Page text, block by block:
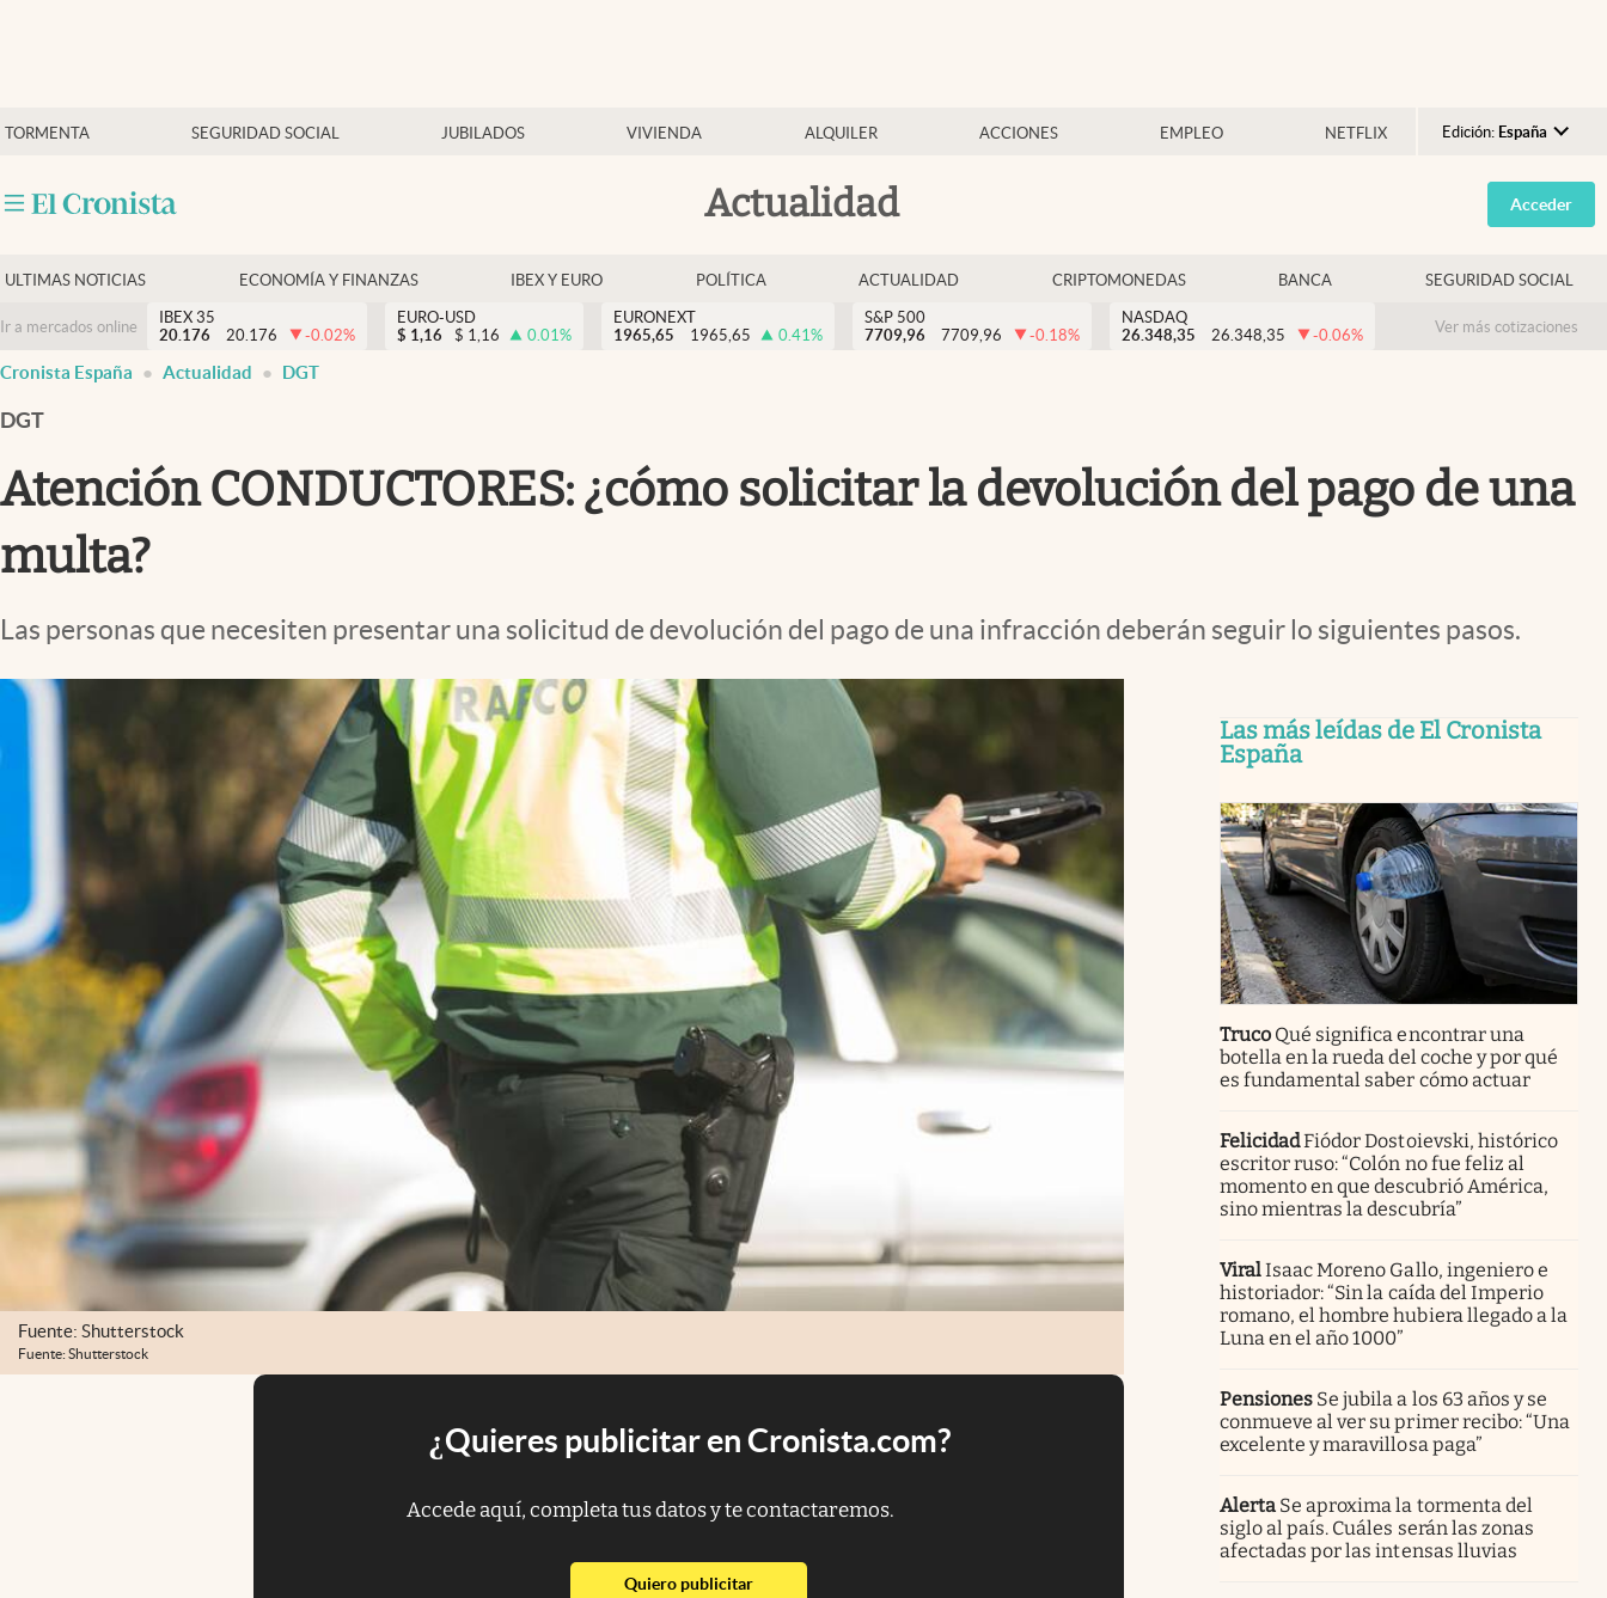
TORMENTA SEGURIDAD SOCIAL JUBILADOS VIVIENDA ALQUILER ACCIONES EMPLEO NETFLIX Edición: España
Argentina
España
USA
Colombia
Actualidad
Economía y finanzas
Criptomonedas
Acceder
ULTIMAS NOTICIAS ECONOMÍA Y FINANZAS IBEX Y EURO POLÍTICA ACTUALIDAD CRIPTOMONEDAS BANCA SEGURIDAD SOCIAL
Ir a mercados online
IBEX 35
20.176
20.176 -0.02%
EURO-USD
$ 1,16 $ 1,16 0.01%
EURONEXT
1965,65
1965,65 0.41%
S&P 500
7709,96
7709,96 -0.18%
NASDAQ
26.348,35
26.348,35 -0.06% Ver más cotizaciones
Cronista España Actualidad DGT
DGT
Atención CONDUCTORES: ¿cómo solicitar la devolución del pago de una
multa?
Las personas que necesiten presentar una solicitud de devolución del pago de una infracción deberán seguir lo siguientes pasos.
Fuente: Shutterstock
Fuente: Shutterstock
¿Quieres publicitar en Cronista.com?
Accede aquí, completa tus datos y te contactaremos.
Quiero publicitarabre en nueva pestaña
Las más leídas de El Cronista
España
Truco Qué significa encontrar una
botella en la rueda del coche y por qué
es fundamental saber cómo actuar
FelicidadFiódor Dostoievski, histórico
escritor ruso: “Colón no fue feliz al
momento en que descubrió América,
sino mientras la descubría”
ViralIsaac Moreno Gallo, ingeniero e
historiador: “Sin la caída del Imperio
romano, el hombre hubiera llegado a la
Luna en el año 1000”
Pensiones Se jubila a los 63 años y se
conmueve al ver su primer recibo: “Una
excelente y maravillosa paga”
Alerta Se aproxima la tormenta del
siglo al país. Cuáles serán las zonas
afectadas por las intensas lluvias